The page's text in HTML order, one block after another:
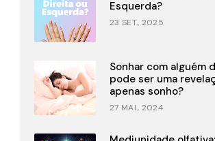
Esquerda?
23 SET., 2025
Sonhar com alguém
pode ser uma
apenas sonho?
27 MAI., 2024